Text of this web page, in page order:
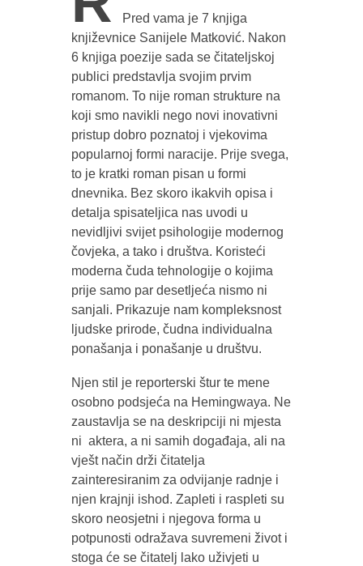
Pred vama je 7 knjiga
književnice Sanijele Matković. Nakon
6 knjiga poezije sada se čitateljskoj
publici predstavlja svojim prvim
romanom. To nije roman strukture na
koji smo navikli nego novi inovativni
pristup dobro poznatoj i vjekovima
popularnoj formi naracije. Prije svega,
to je kratki roman pisan u formi
dnevnika. Bez skoro ikakvih opisa i
detalja spisateljica nas uvodi u
nevidljivi svijet psihologije modernog
čovjeka, a tako i društva. Koristeći
moderna čuda tehnologije o kojima
prije samo par desetljeća nismo ni
sanjali. Prikazuje nam kompleksnost
ljudske prirode, čudna individualna
ponašanja i ponašanje u društvu.
Njen stil je reporterski štur te mene
osobno podsjeća na Hemingwaya. Ne
zaustavlja se na deskripciji ni mjesta
ni aktera, a ni samih događaja, ali na
vješt način drži čitatelja
zainteresiranim za odvijanje radnje i
njen krajnji ishod. Zapleti i raspleti su
skoro neosjetni i njegova forma u
potpunosti odražava suvremeni život i
stoga će se čitatelj lako uživjeti u